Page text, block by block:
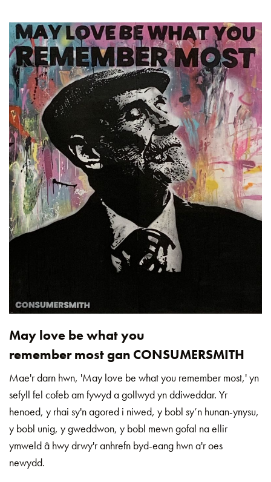
May love be what you
remember most gan CONSUMERSMITH
Mae'r darn hwn, 'May love be what you remember most,' yn
sefyll fel cofeb am fywyd a gollwyd yn ddiweddar. Yr
henoed, y rhai sy'n agored i niwed, y bobl sy’n hunan-ynysu,
y bobl unig, y gweddwon, y bobl mewn gofal na ellir
ymweld â hwy drwy'r anhrefn byd-eang hwn a'r oes
newydd.